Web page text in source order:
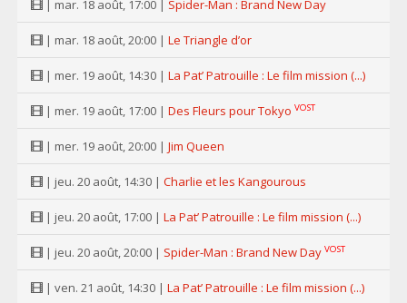
| mar. 18 août, 17:00 | Spider-Man : Brand New Day
| mar. 18 août, 20:00 | Le Triangle d’or
| mer. 19 août, 14:30 | La Pat’ Patrouille : Le film mission (...)
| mer. 19 août, 17:00 | Des Fleurs pour Tokyo VOST
| mer. 19 août, 20:00 | Jim Queen
| jeu. 20 août, 14:30 | Charlie et les Kangourous
| jeu. 20 août, 17:00 | La Pat’ Patrouille : Le film mission (...)
| jeu. 20 août, 20:00 | Spider-Man : Brand New Day VOST
| ven. 21 août, 14:30 | La Pat’ Patrouille : Le film mission (...)